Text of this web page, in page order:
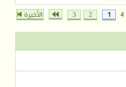
1
2
3 الأخيرة